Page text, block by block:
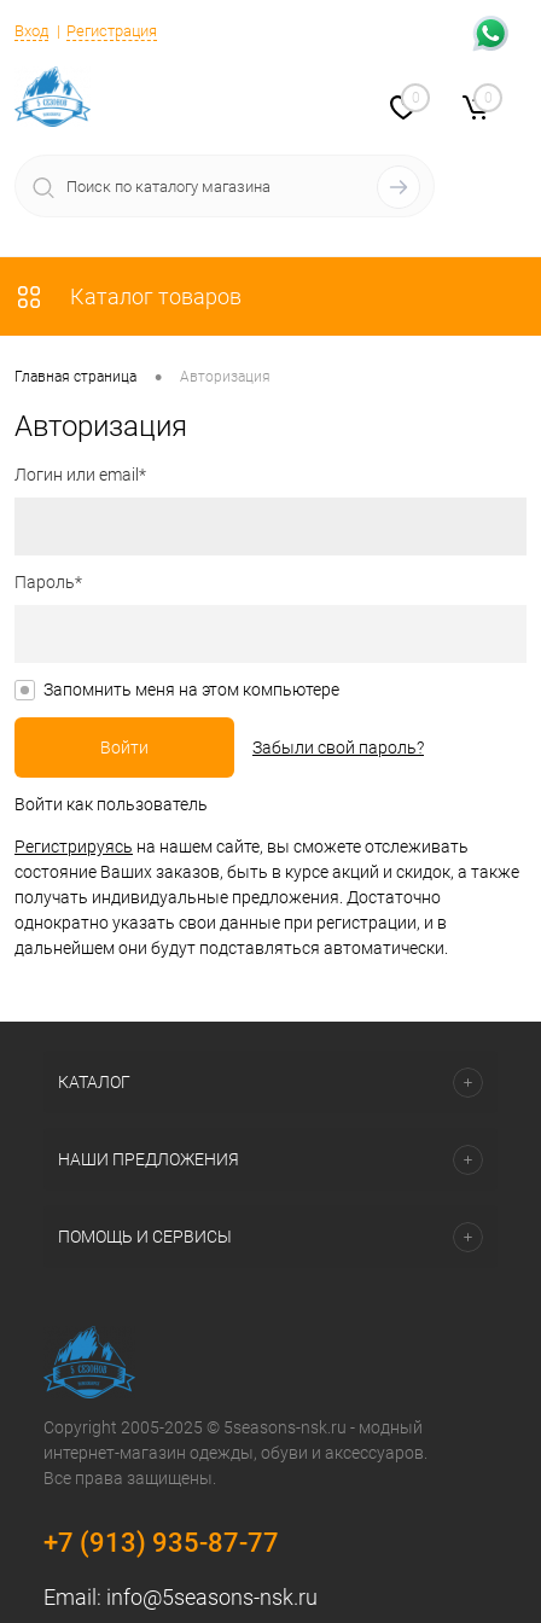
Вход Регистрация
0 0
Каталог товаров
Главная страница • Авторизация
Авторизация
Логин или email*
Пароль*
Запомнить меня на этом компьютере
Забыли свой пароль?
Войти как пользователь
Регистрируясь на нашем сайте, вы сможете отслеживать
состояние Ваших заказов, быть в курсе акций и скидок, а также
получать индивидуальные предложения. Достаточно
однократно указать свои данные при регистрации, и в
дальнейшем они будут подставляться автоматически.
КАТАЛОГ
НАШИ ПРЕДЛОЖЕНИЯ
ПОМОЩЬ И СЕРВИСЫ
Copyright 2005-2025 © 5seasons-nsk.ru - модный
интернет-магазин одежды, обуви и аксессуаров.
Все права защищены.
+7 (913) 935-87-77
Email: info@5seasons-nsk.ru